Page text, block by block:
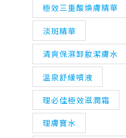
極效三重酸煥膚精華
淡斑精華
清爽保濕卸妝潔膚水
溫泉舒緩噴液
理必佳極效滋潤霜
理膚寶水